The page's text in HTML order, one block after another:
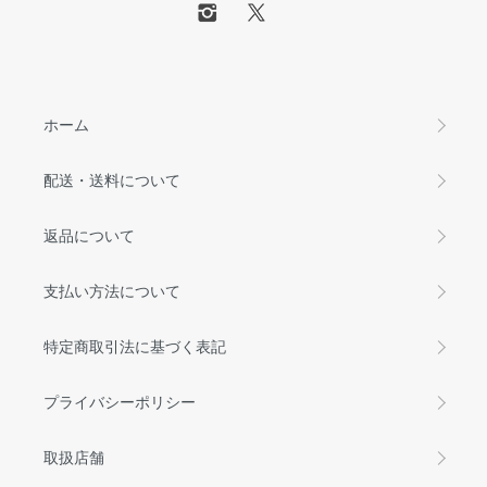
ホーム
配送・送料について
返品について
支払い方法について
特定商取引法に基づく表記
プライバシーポリシー
取扱店舗